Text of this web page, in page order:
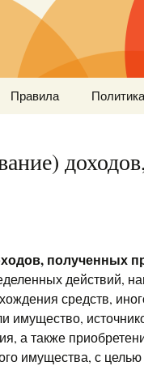
Правила
полученных
действий,
средств,
имущество,
а также
имущества, с